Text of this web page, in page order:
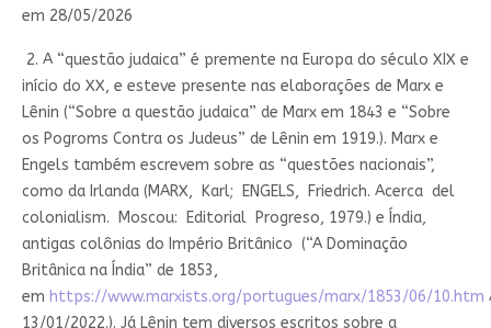
em 28/05/2026
2. A “questão judaica” é premente na Europa do século XIX e
início do XX, e esteve presente nas elaborações de Marx e
Lênin (“Sobre a questão judaica” de Marx em 1843 e “Sobre
os Pogroms Contra os Judeus” de Lênin em 1919.). Marx e
Engels também escrevem sobre as “questões nacionais”,
como da Irlanda (MARX, Karl; ENGELS, Friedrich. Acerca del
colonialism. Moscou: Editorial Progreso, 1979.) e Índia,
antigas colônias do Império Britânico (“A Dominação
Britânica na Índia” de 1853,
em https://www.marxists.org/portugues/marx/1853/06/10.htm
13/01/2022.). Já Lênin tem diversos escritos sobre a